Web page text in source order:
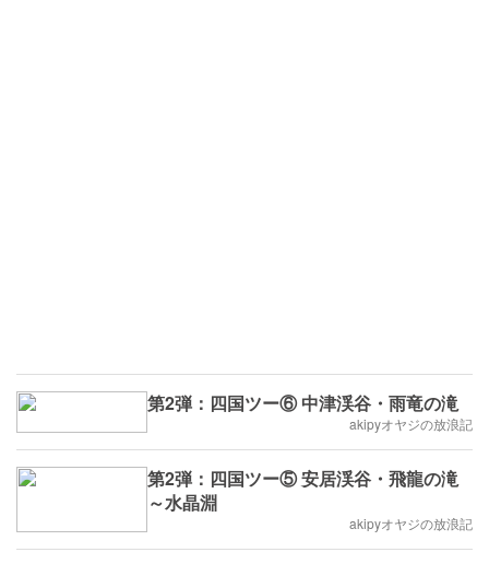
第2弾：四国ツー⑥ 中津渓谷・雨竜の滝
akipyオヤジの放浪記
第2弾：四国ツー⑤ 安居渓谷・飛龍の滝
～水晶淵
akipyオヤジの放浪記